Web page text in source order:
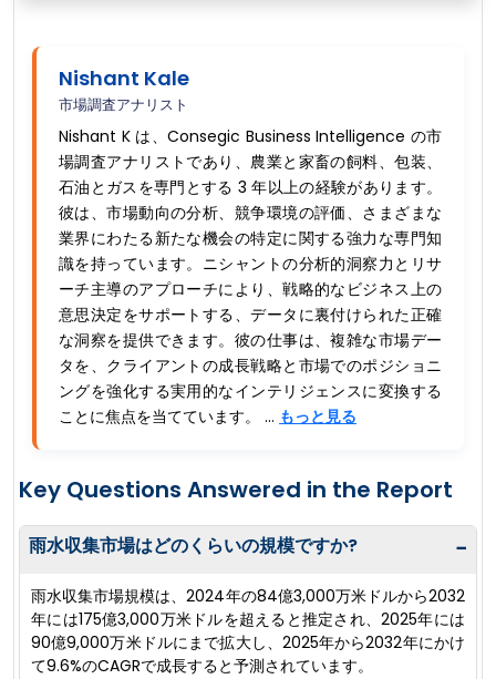
Nishant Kale
市場調査アナリスト
Nishant K は、Consegic Business Intelligence の市
場調査アナリストであり、農業と家畜の飼料、包装、
石油とガスを専門とする 3 年以上の経験があります。
彼は、市場動向の分析、競争環境の評価、さまざまな
業界にわたる新たな機会の特定に関する強力な専門知
識を持っています。ニシャントの分析的洞察力とリサ
ーチ主導のアプローチにより、戦略的なビジネス上の
意思決定をサポートする、データに裏付けられた正確
な洞察を提供できます。彼の仕事は、複雑な市場デー
タを、クライアントの成長戦略と市場でのポジショニ
ングを強化する実用的なインテリジェンスに変換する
ことに焦点を当てています。 ... もっと見る
Key Questions Answered in the Report
雨水収集市場はどのくらいの規模ですか? −
雨水収集市場規模は、2024年の84億3,000万米ドルから2032
年には175億3,000万米ドルを超えると推定され、2025年には
90億9,000万米ドルにまで拡大し、2025年から2032年にかけ
て9.6%のCAGRで成長すると予測されています。